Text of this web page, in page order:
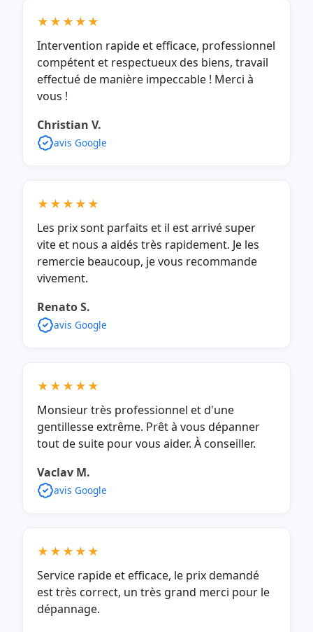
★★★★★
Intervention rapide et efficace, professionnel
compétent et respectueux des biens, travail
effectué de manière impeccable ! Merci à
vous !
Christian V.
avis Google
★★★★★
Les prix sont parfaits et il est arrivé super
vite et nous a aidés très rapidement. Je les
remercie beaucoup, je vous recommande
vivement.
Renato S.
avis Google
★★★★★
Monsieur très professionnel et d'une
gentillesse extrême. Prêt à vous dépanner
tout de suite pour vous aider. À conseiller.
Vaclav M.
avis Google
★★★★★
Service rapide et efficace, le prix demandé
est très correct, un très grand merci pour le
dépannage.